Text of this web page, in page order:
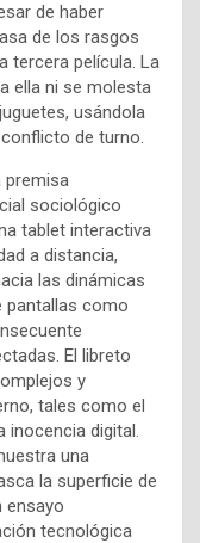
de haber
de los rasgos
tercera película. La
ella ni se molesta
usándola
de turno.
premisa
sociológico
tablet interactiva
a distancia,
las dinámicas
pantallas como
El libreto
y
tales como el
inocencia digital.
una
la superficie de
ensayo
tecnológica